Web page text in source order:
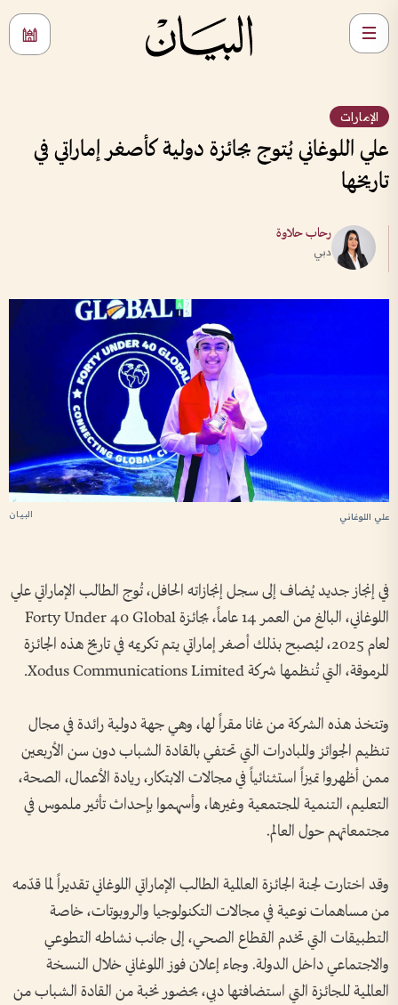
الإمارات
علي اللوغاني يُتوج بجائزة دولية كأصغر إماراتي في
تاريخها
رحاب حلاوة
دبي
البيان علي اللوغاني
في إنجاز جديد يُضاف إلى سجل إنجازاته الحافل، تُوج الطالب الإماراتي علي
اللوغاني، البالغ من العمر 14 عاماً، بجائزة Forty Under 40 Global
لعام 2025، ليُصبح بذلك أصغر إماراتي يتم تكريمه في تاريخ هذه الجائزة
المرموقة، التي تُنظمها شركة Xodus Communications Limited.
وتتخذ هذه الشركة من غانا مقراً لها، وهي جهة دولية رائدة في مجال
تنظيم الجوائز والمبادرات التي تحتفي بالقادة الشباب دون سن الأربعين
ممن أظهروا تميزاً استثنائياً في مجالات الابتكار، ريادة الأعمال، الصحة،
التعليم، التنمية المجتمعية وغيرها، وأسهموا بإحداث تأثير ملموس في
مجتمعاتهم حول العالم.
وقد اختارت لجنة الجائزة العالمية الطالب الإماراتي اللوغاني تقديراً لما قدّمه
من مساهمات نوعية في مجالات التكنولوجيا والروبوتات، خاصة
التطبيقات التي تخدم القطاع الصحي، إلى جانب نشاطه التطوعي
والاجتماعي داخل الدولة. وجاء إعلان فوز اللوغاني خلال النسخة
العالمية للجائزة التي استضافتها دبي، بحضور نخبة من القادة الشباب من